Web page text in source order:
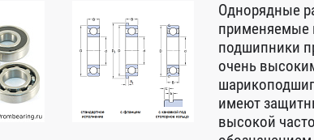
Однорядные
применяемые
подшипники
очень
имеют
высокой